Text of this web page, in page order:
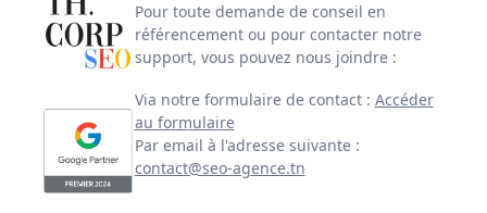
Pour toute demande de conseil en
référencement ou pour contacter notre
support, vous pouvez nous joindre :
Via notre formulaire de contact : Accéder
au formulaire
Par email à l'adresse suivante :
contact@seo-agence.tn